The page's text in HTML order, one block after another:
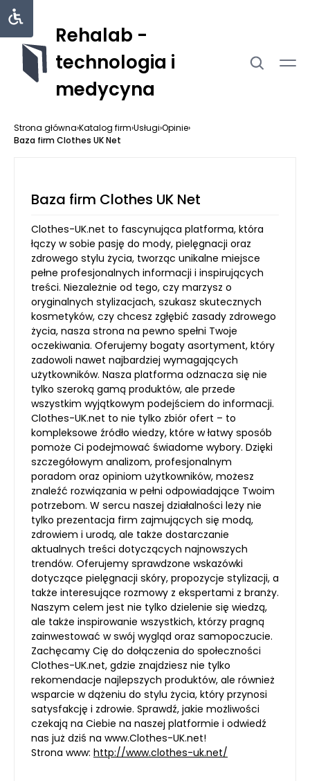
Rehalab -
technologia i
medycyna
Strona główna›Katalog firm›Usługi›Opinie›
Baza firm Clothes UK Net
Baza firm Clothes UK Net
Clothes-UK.net to fascynująca platforma, która
łączy w sobie pasję do mody, pielęgnacji oraz
zdrowego stylu życia, tworząc unikalne miejsce
pełne profesjonalnych informacji i inspirujących
treści. Niezależnie od tego, czy marzysz o
oryginalnych stylizacjach, szukasz skutecznych
kosmetyków, czy chcesz zgłębić zasady zdrowego
życia, nasza strona na pewno spełni Twoje
oczekiwania. Oferujemy bogaty asortyment, który
zadowoli nawet najbardziej wymagających
użytkowników. Nasza platforma odznacza się nie
tylko szeroką gamą produktów, ale przede
wszystkim wyjątkowym podejściem do informacji.
Clothes-UK.net to nie tylko zbiór ofert – to
kompleksowe źródło wiedzy, które w łatwy sposób
pomoże Ci podejmować świadome wybory. Dzięki
szczegółowym analizom, profesjonalnym
poradom oraz opiniom użytkowników, możesz
znaleźć rozwiązania w pełni odpowiadające Twoim
potrzebom. W sercu naszej działalności leży nie
tylko prezentacja firm zajmujących się modą,
zdrowiem i urodą, ale także dostarczanie
aktualnych treści dotyczących najnowszych
trendów. Oferujemy sprawdzone wskazówki
dotyczące pielęgnacji skóry, propozycje stylizacji, a
także interesujące rozmowy z ekspertami z branży.
Naszym celem jest nie tylko dzielenie się wiedzą,
ale także inspirowanie wszystkich, którzy pragną
zainwestować w swój wygląd oraz samopoczucie.
Zachęcamy Cię do dołączenia do społeczności
Clothes-UK.net, gdzie znajdziesz nie tylko
rekomendacje najlepszych produktów, ale również
wsparcie w dążeniu do stylu życia, który przynosi
satysfakcję i zdrowie. Sprawdź, jakie możliwości
czekają na Ciebie na naszej platformie i odwiedź
nas już dziś na www.Clothes-UK.net!
Strona www: http://www.clothes-uk.net/